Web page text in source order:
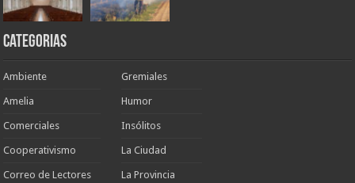
Categorias
Ambiente
Amelia
Comerciales
Cooperativismo
Correo de Lectores
Gremiales
Humor
Insólitos
La Ciudad
La Provincia